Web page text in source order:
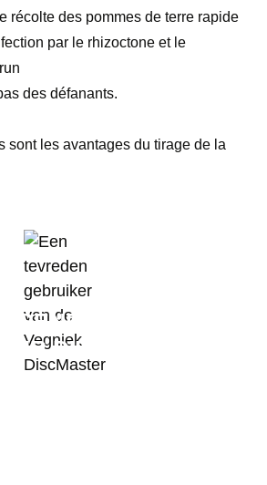
récolte des pommes de terre rapide
par le rhizoctone et le
des défanants.
sont les avantages du tirage de la
D'ESPEL